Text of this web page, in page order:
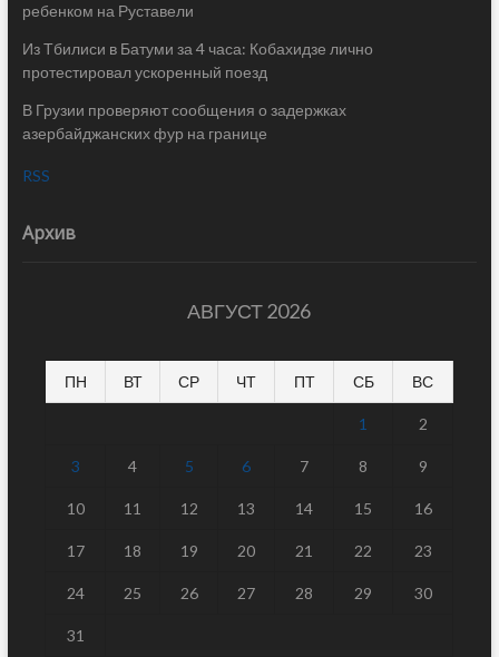
ребенком на Руставели
Из Тбилиси в Батуми за 4 часа: Кобахидзе лично
протестировал ускоренный поезд
В Грузии проверяют сообщения о задержках
азербайджанских фур на границе
RSS
Архив
АВГУСТ 2026
ПН ВТ СР ЧТ ПТ СБ ВС
1 2
3 4 5 6 7 8 9
10 11 12 13 14 15 16
17 18 19 20 21 22 23
24 25 26 27 28 29 30
31